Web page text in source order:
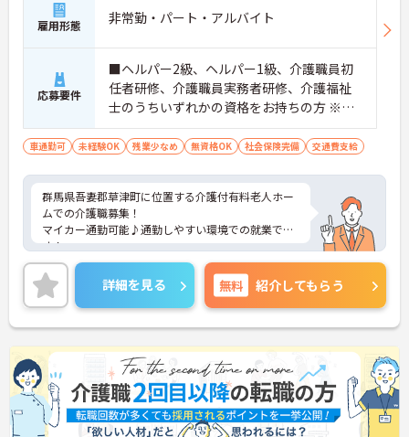
雇用形態 非常勤・パート・アルバイト
応募要件
■ヘルパー2級、ヘルパー1級、介護職員初
任者研修、介護職員実務者研修、介護福祉
士のうちいずれかの資格をお持ちの方 ※無
資格者の方も応相談可
車通勤可 未経験OK 残業少なめ 無資格OK 社会保険完備 交通費支給
群馬県吾妻郡草津町に位置する介護付有料老人ホー
ムでの介護職募集！
マイカー通勤可能♪通勤しやすい環境での就業で
す！
ご興味ある方には面接対策ポイントなど、さらに詳
しい詳細をお話いたしますのでお気軽にご相談くだ
さい。
詳細を見る 無料 紹介してもらう